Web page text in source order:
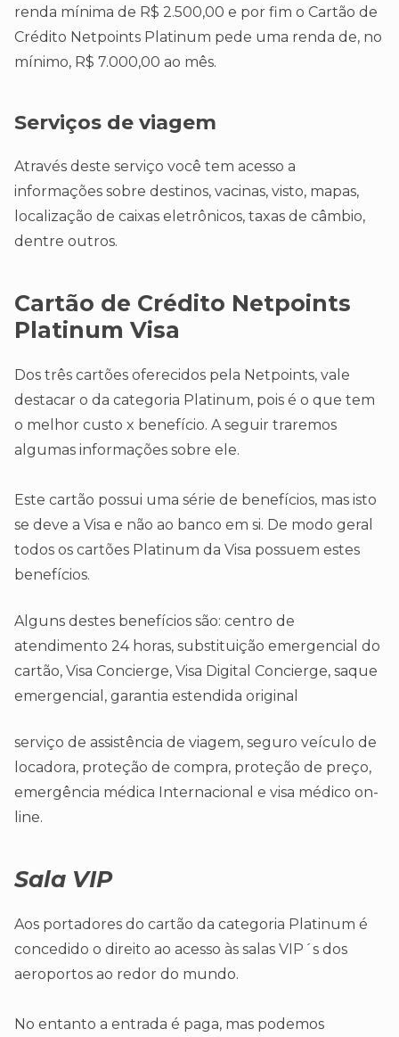
renda mínima de R$ 2.500,00 e por fim o Cartão de
Crédito Netpoints Platinum pede uma renda de, no
mínimo, R$ 7.000,00 ao mês.
Serviços de viagem
Através deste serviço você tem acesso a
informações sobre destinos, vacinas, visto, mapas,
localização de caixas eletrônicos, taxas de câmbio,
dentre outros.
Cartão de Crédito Netpoints
Platinum Visa
Dos três cartões oferecidos pela Netpoints, vale
destacar o da categoria Platinum, pois é o que tem
o melhor custo x benefício. A seguir traremos
algumas informações sobre ele.
Este cartão possui uma série de benefícios, mas isto
se deve a Visa e não ao banco em si. De modo geral
todos os cartões Platinum da Visa possuem estes
benefícios.
Alguns destes benefícios são: centro de
atendimento 24 horas, substituição emergencial do
cartão, Visa Concierge, Visa Digital Concierge, saque
emergencial, garantia estendida original
serviço de assistência de viagem, seguro veículo de
locadora, proteção de compra, proteção de preço,
emergência médica Internacional e visa médico on-
line.
Sala VIP
Aos portadores do cartão da categoria Platinum é
concedido o direito ao acesso às salas VIP´s dos
aeroportos ao redor do mundo.
No entanto a entrada é paga, mas podemos